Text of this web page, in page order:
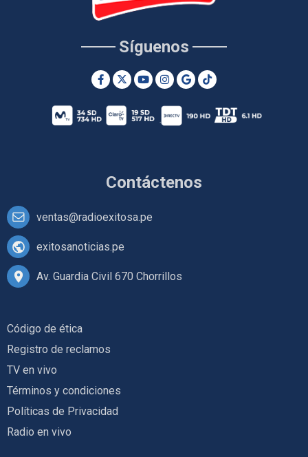
Contáctenos
ventas@radioexitosa.pe
exitosanoticias.pe
Av. Guardia Civil 670 Chorrillos
Síguenos
Código de ética
Registro de reclamos
TV en vivo
Términos y condiciones
Políticas de Privacidad
Radio en vivo